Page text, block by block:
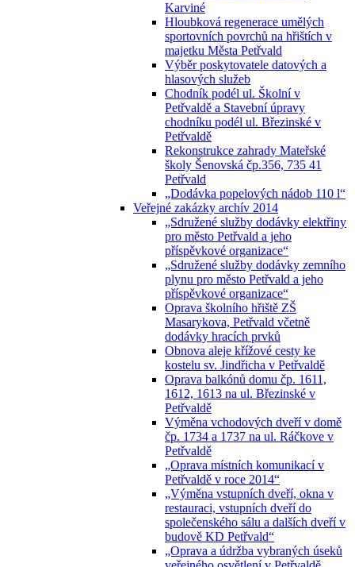
Karviné
Hloubková regenerace umělých
sportovních povrchů na hřištích v
majetku Města Petřvald
Výběr poskytovatele datových a
hlasových služeb
Chodník podél ul. Školní v
Petřvaldě a Stavební úpravy
chodníku podél ul. Březinské v
Petřvaldě
Rekonstrukce zahrady Mateřské
školy Šenovská čp.356, 735 41
Petřvald
„Dodávka popelových nádob 110 l“
Veřejné zakázky archív 2014
„Sdružené služby dodávky elektřiny
pro město Petřvald a jeho
příspěvkové organizace“
„Sdružené služby dodávky zemního
plynu pro město Petřvald a jeho
příspěvkové organizace“
Oprava školního hřiště ZŠ
Masarykova, Petřvald včetně
dodávky hracích prvků
Obnova aleje křížové cesty ke
kostelu sv. Jindřicha v Petřvaldě
Oprava balkónů domu čp. 1611,
1612, 1613 na ul. Březinské v
Petřvaldě
Výměna vchodových dveří v domě
čp. 1734 a 1737 na ul. Ráčkove v
Petřvaldě
„Oprava místních komunikací v
Petřvaldě v roce 2014“
„Výměna vstupních dveří, okna v
restauraci, vstupních dveří do
společenského sálu a dalších dveří v
budově KD Petřvald“
„Oprava a údržba vybraných úseků